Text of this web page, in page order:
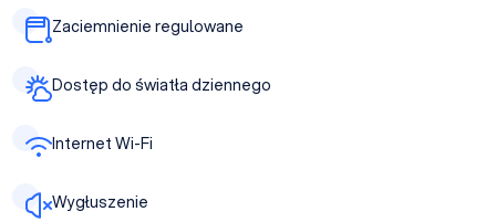
Zaciemnienie regulowane
Dostęp do światła dziennego
Internet Wi-Fi
Wygłuszenie